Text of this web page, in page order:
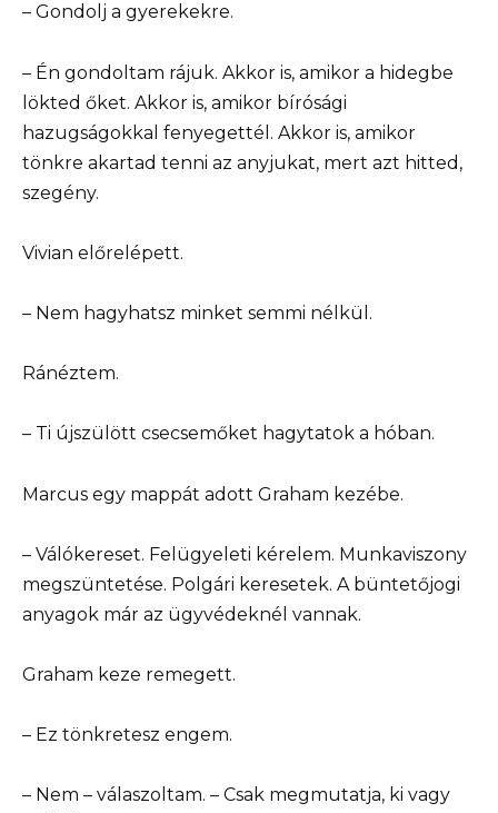
– Gondolj a gyerekekre.
– Én gondoltam rájuk. Akkor is, amikor a hidegbe
lökted őket. Akkor is, amikor bírósági
hazugságokkal fenyegettél. Akkor is, amikor
tönkre akartad tenni az anyjukat, mert azt hitted,
szegény.
Vivian előrelépett.
– Nem hagyhatsz minket semmi nélkül.
Ránéztem.
– Ti újszülött csecsemőket hagytatok a hóban.
Marcus egy mappát adott Graham kezébe.
– Válókereset. Felügyeleti kérelem. Munkaviszony
megszüntetése. Polgári keresetek. A büntetőjogi
anyagok már az ügyvédeknél vannak.
Graham keze remegett.
– Ez tönkretesz engem.
– Nem – válaszoltam. – Csak megmutatja, ki vagy